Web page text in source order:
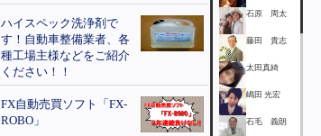
ハイスペック洗浄剤で
す！自動車整備業者、各
種工場主様などをご紹介
ください！！
FX自動売買ソフト「FX-
ROBO」
石原 周太
藤田 貴志
太田真綺
嶋田 光宏
石毛 義朗